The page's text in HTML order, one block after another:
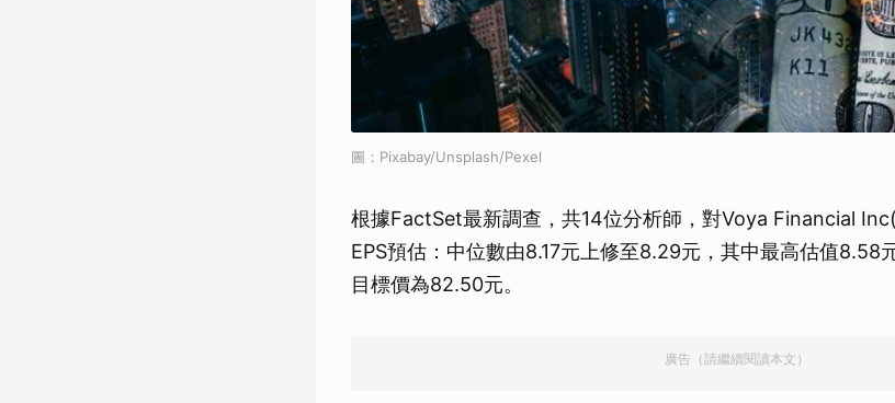
圖：Pixabay/Unsplash/Pexel
根據FactSet最新調查，共14位分析師，對Voya Financial Inc(
EPS預估：中位數由8.17元上修至8.29元，其中最高估值8.58
目標價為82.50元。
廣告（請繼續閱讀本文）